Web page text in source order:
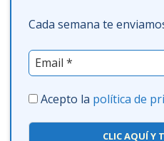
Cada semana te
Acepto la política de
CLIC AQUÍ Y